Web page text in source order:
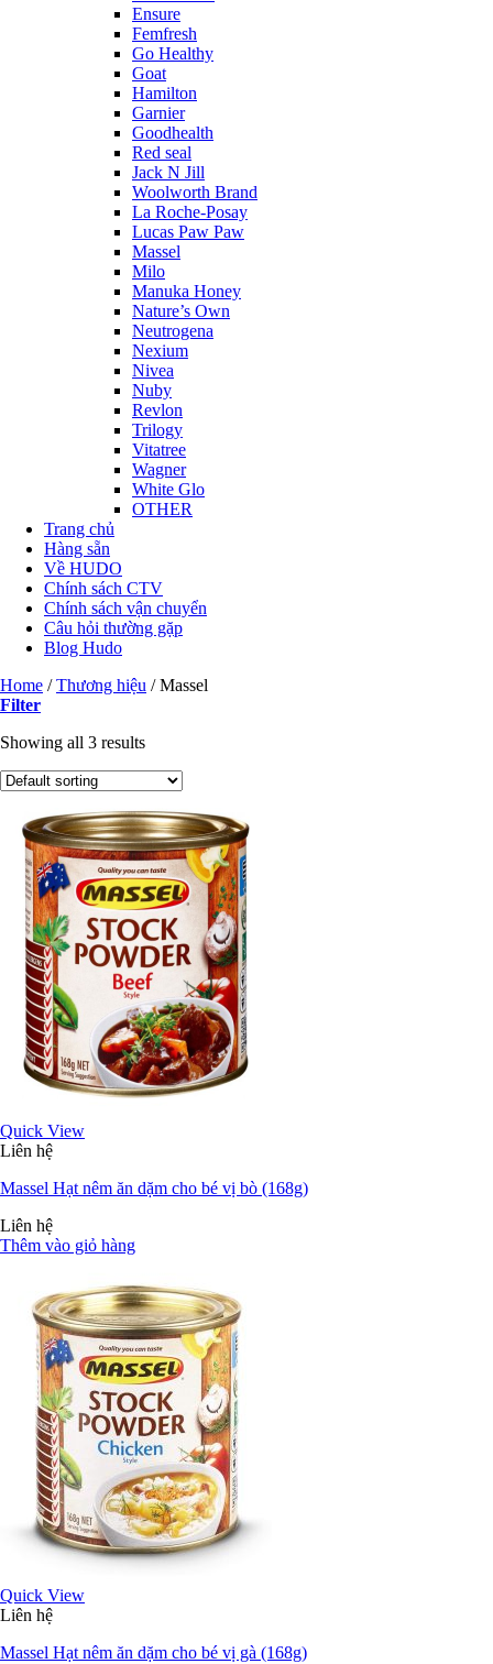
Ensure
Femfresh
Go Healthy
Goat
Hamilton
Garnier
Goodhealth
Red seal
Jack N Jill
Woolworth Brand
La Roche-Posay
Lucas Paw Paw
Massel
Milo
Manuka Honey
Nature’s Own
Neutrogena
Nexium
Nivea
Nuby
Revlon
Trilogy
Vitatree
Wagner
White Glo
OTHER
Trang chủ
Hàng sẵn
Về HUDO
Chính sách CTV
Chính sách vận chuyển
Câu hỏi thường gặp
Blog Hudo
Home / Thương hiệu /Massel
Filter
Showing all 3 results
Quick View
Liên hệ
Massel Hạt nêm ăn dặm cho bé vị bò (168g)
Liên hệ
Thêm vào giỏ hàng
Quick View
Liên hệ
Massel Hạt nêm ăn dặm cho bé vị gà (168g)